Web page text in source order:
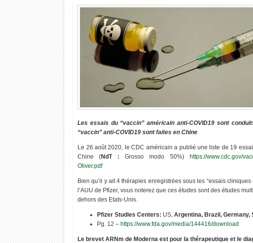
Les essais du “vaccin” américain anti-COVID19 sont
“vaccin” anti-COVID19 sont faites en Chine
Le 26 août 2020, le CDC américain a publié une liste de 19
Chine (NdT : Grosso modo 50%) https://www.cdc.gov/
Oliver.pdf
Bien qu’il y ait 4 thérapies enregistrées sous les “essais
l’AUU de Pfizer, vous noterez que ces études sont des études
dehors des Etats-Unis.
Pfizer Studies Centers: US,Argentina, Brazil, Germany,
Pg. 12 – https://www.fda.gov/media/144416/download
Le brevet ARNm de Moderna est pour la thérapeutique et le
Maroc : Feuille de route royale – Combattre
le stress hydrique
20
Oct
2022
"νσυѕ ηє ρσυνєz ραѕ ρєηѕєя ραя
мêмє"
14
Oct
2022